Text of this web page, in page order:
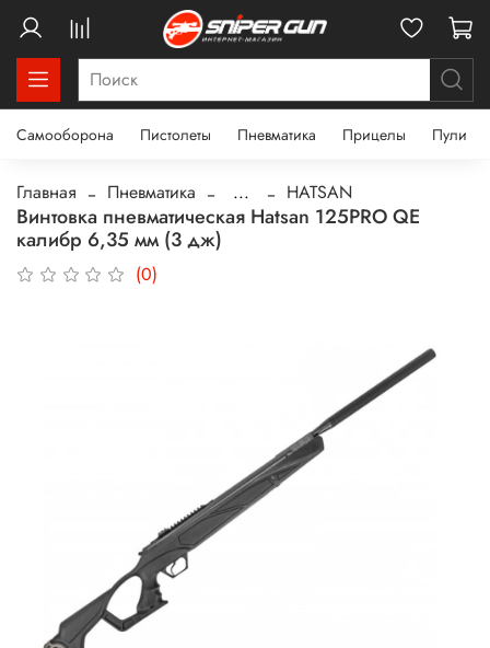
Самооборона Пистолеты Пневматика Прицелы Пули
Главная Пневматика ... HATSAN
Винтовка пневматическая Hatsan 125PRO QE
калибр 6,35 мм (3 дж)
(0)